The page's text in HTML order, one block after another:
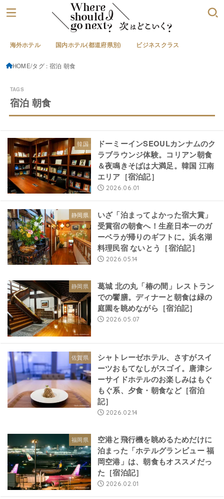
海外ホテル 国内ホテル(都道府県別) ビジネスクラス
HOME タグ : 宿泊 朝食
宿泊 朝食
韓国
ドーミーインSEOULカンナムのク
ラブラウンジ体験。コリアン朝食
＆夜鳴きそばは大満足。韓国 江南
エリア［宿泊記］
2026.06.01
静岡県
いざ「泊まってよかった宿大賞」
受賞宿の朝食へ！生産日本一のガ
ーベラが帰りのギフトに。浜名湖
料理民宿 ないとう［宿泊記］
2026.05.14
静岡県
葛城 北の丸「椿の間」レストラン
での饗膳。ディナーと朝食は緑の
庭園を眺めながら［宿泊記］
2026.05.07
佐賀県
シャトレーゼホテル、さすがスイ
ーツおもてなしがスゴイ。唐津シ
ーサイドホテルのお楽しみはもぐ
もぐ系、夕食・朝食など［宿泊
記］
2026.02.14
福岡県
空港と飛行機を眺めるためだけに
泊まった「ホテルグランビュー 福
岡空港」は、朝食もオススメだっ
た［宿泊記］
2026.02.01